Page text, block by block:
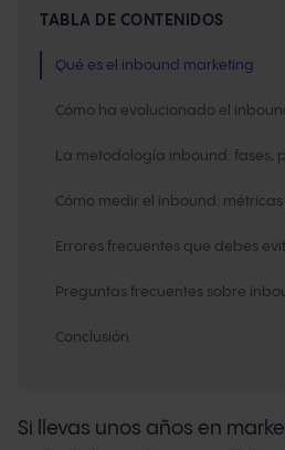
TABLA DE CONTENIDOS
Qué es el inbound marketing
Cómo ha evolucionado el
La metodología inbound: fases,
Cómo medir el inbound: métricas
Errores frecuentes que debes
Preguntas frecuentes sobre
Conclusión
Si llevas unos años en